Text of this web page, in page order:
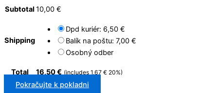
Subtotal 10,00 €
Shipping
Dpd kuriér: 6,50 €
Balík na poštu: 7,00 €
Osobný odber
Total 16,50€ (includes 1,67 € 20%)
Pokračujte k pokladni